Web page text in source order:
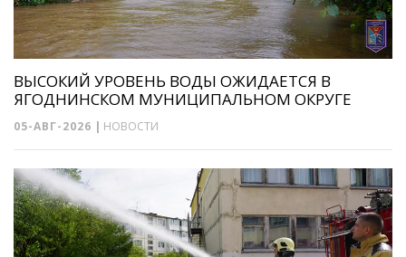
ВЫСОКИЙ УРОВЕНЬ ВОДЫ ОЖИДАЕТСЯ В
ЯГОДНИНСКОМ МУНИЦИПАЛЬНОМ ОКРУГЕ
05-АВГ-2026 | НОВОСТИ